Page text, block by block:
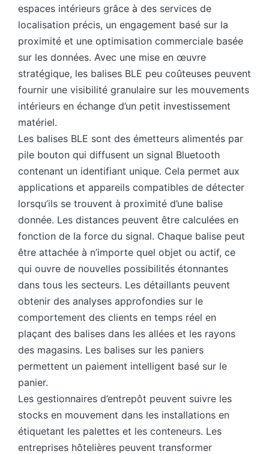
espaces intérieurs grâce à des services de
localisation précis, un engagement basé sur la
proximité et une optimisation commerciale basée
sur les données. Avec une mise en œuvre
stratégique, les balises BLE peu coûteuses peuvent
fournir une visibilité granulaire sur les mouvements
intérieurs en échange d’un petit investissement
matériel.
Les balises BLE sont des émetteurs alimentés par
pile bouton qui diffusent un signal Bluetooth
contenant un identifiant unique. Cela permet aux
applications et appareils compatibles de détecter
lorsqu’ils se trouvent à proximité d’une balise
donnée. Les distances peuvent être calculées en
fonction de la force du signal. Chaque balise peut
être attachée à n’importe quel objet ou actif, ce
qui ouvre de nouvelles possibilités étonnantes
dans tous les secteurs. Les détaillants peuvent
obtenir des analyses approfondies sur le
comportement des clients en temps réel en
plaçant des balises dans les allées et les rayons
des magasins. Les balises sur les paniers
permettent un paiement intelligent basé sur le
panier.
Les gestionnaires d’entrepôt peuvent suivre les
stocks en mouvement dans les installations en
étiquetant les palettes et les conteneurs. Les
entreprises hôtelières peuvent transformer